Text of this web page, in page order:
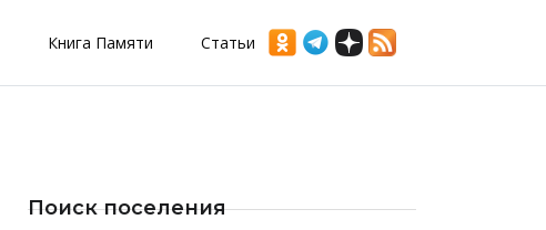
Книга Памяти Статьи
Поиск поселения